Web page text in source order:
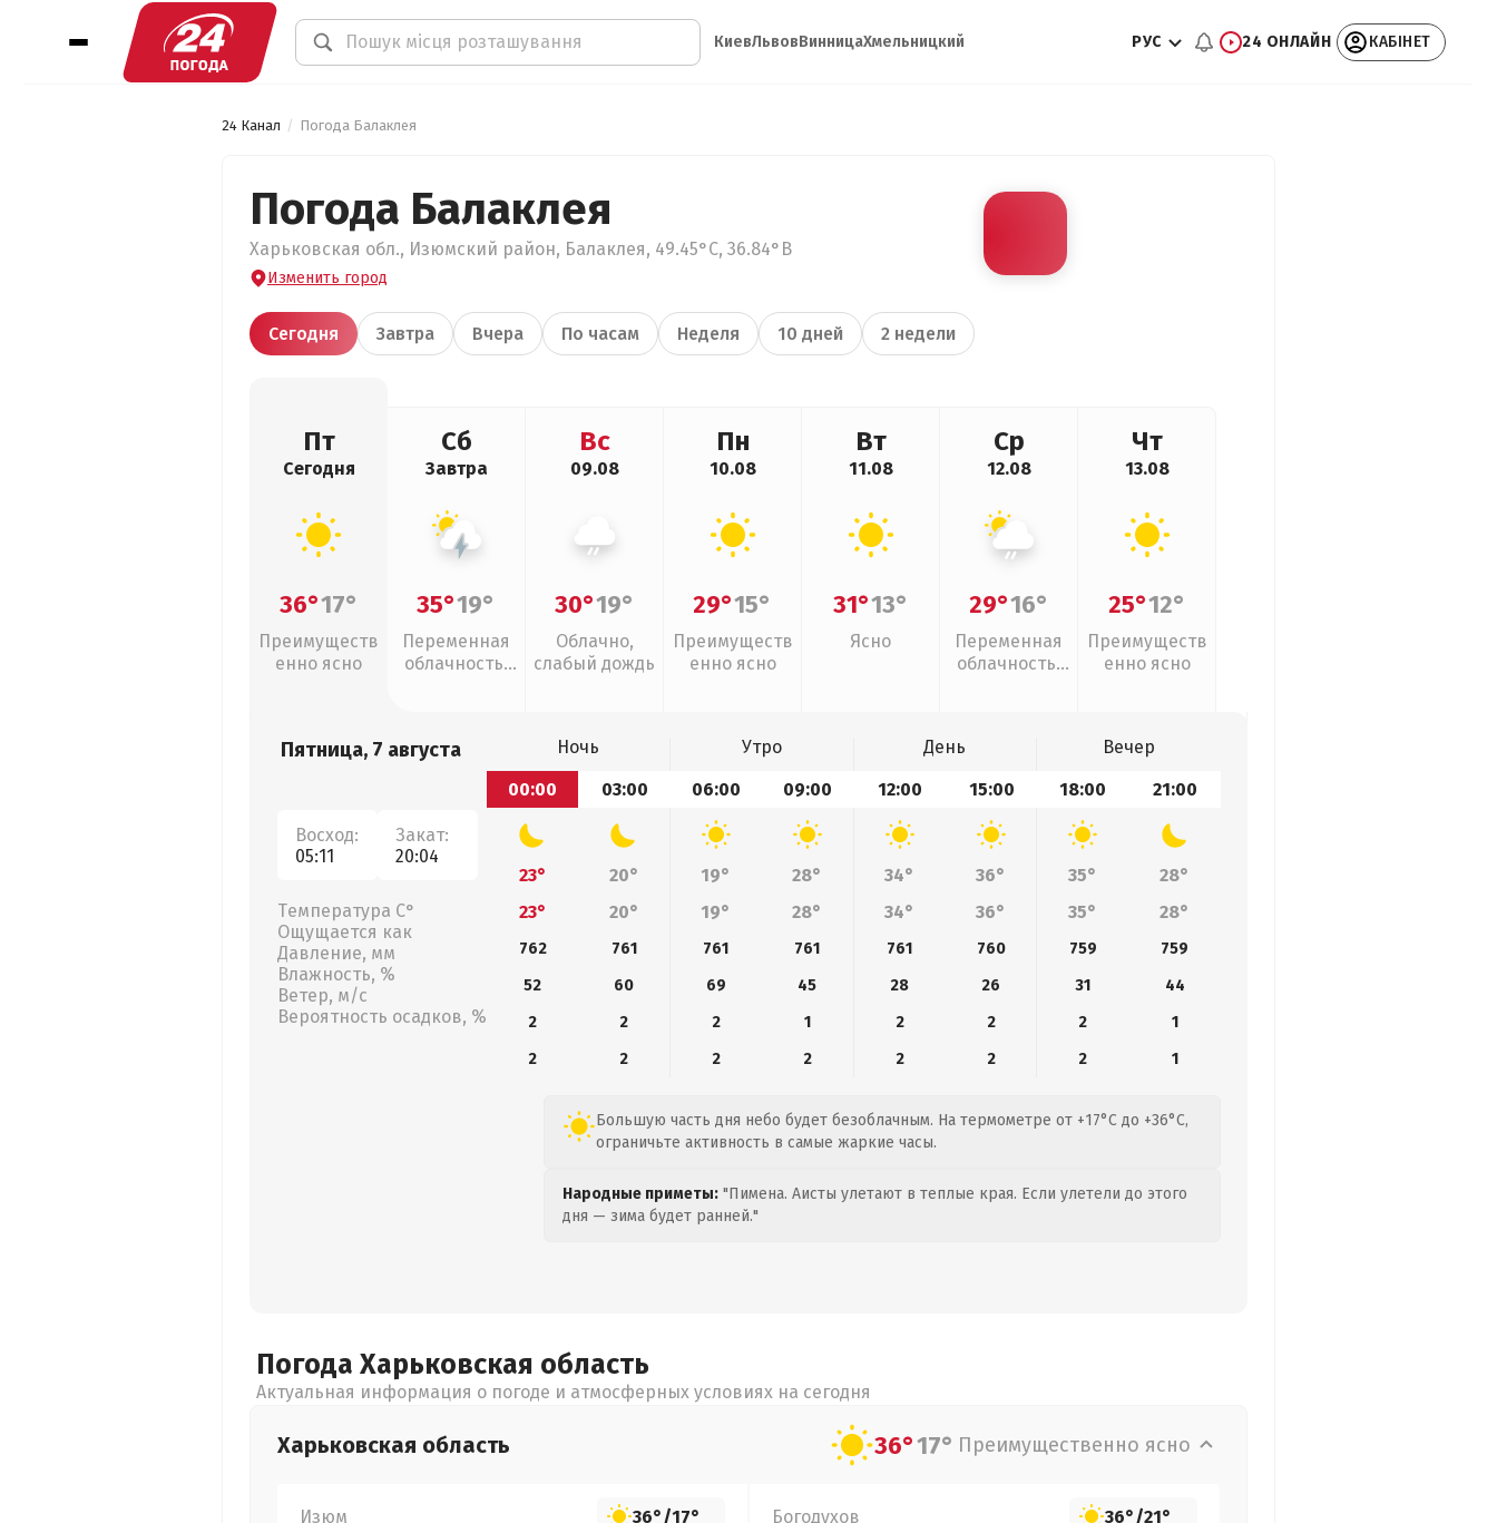
КиевЛьвовВинницаХмельницкий РУС 24 ОНЛАЙН КАБІНЕТ
24 Канал Погода Балаклея
Погода Балаклея
Харьковская обл., Изюмский район, Балаклея, 49.45°С, 36.84°В
Изменить город
Сегодня Завтра Вчера По часам Неделя 10 дней 2 недели
Пт
Сегодня
36°17°
Преимуществ
енно ясно
Сб
Завтра
35°19°
Переменная
облачность,
Вс
09.08
30°19°
Облачно,
слабый дождь
Пн
10.08
29°15°
Преимуществ
енно ясно
Вт
11.08
31°13°
Ясно
Ср
12.08
29°16°
Переменная
облачность,
Чт
13.08
25°12°
Преимуществ
енно ясно
Пятница, 7 августа
Восход:
05:11
Закат:
20:04
Температура С°
Ощущается как
Давление, мм
Влажность, %
Ветер, м/с
Вероятность осадков, %
Ночь Утро День
Вечер
00:00
03:00 06:00 09:00 12:00 15:00 18:00 21:00
23° 20° 19° 28° 34° 36° 35°
28°
23°
20° 19° 28° 34° 36° 35° 28°
762 761 761 761 761 760 759
759
52
60 69 45 28 26 31
44
2
2 2 1 2 2 2
1
2
2 2 2 2 2 2 1
Большую часть дня небо будет безоблачным. На термометре от +17°C до +36°C,
ограничьте активность в самые жаркие часы.
Народные приметы: "Пимена. Аисты улетают в теплые края. Если улетели до этого
дня — зима будет ранней."
Погода Харьковская область
Актуальная информация о погоде и атмосферных условиях на сегодня
Харьковская область 36°17° Преимущественно ясно
Изюм 36°/17° Богодухов 36°/21°